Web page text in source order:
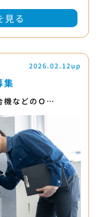
見る
2026.02.12up
集
機などのＯ…